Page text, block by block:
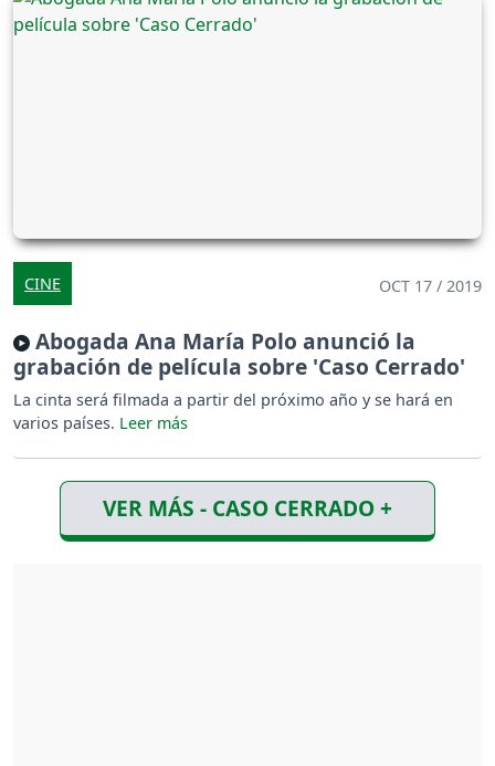
CINE OCT 17 / 2019
Abogada Ana María Polo anunció la
grabación de película sobre 'Caso Cerrado'
La cinta será filmada a partir del próximo año y se hará en
varios países.
VER MÁS - CASO CERRADO +